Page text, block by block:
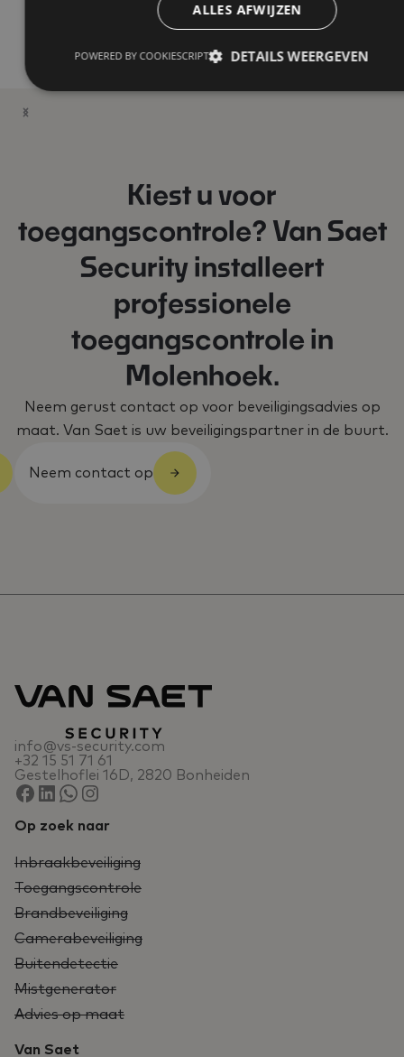
Kiest u voor
toegangscontrole? Van Saet
Security installeert
professionele
toegangscontrole in
Molenhoek.
Neem gerust contact op voor beveiligingsadvies op
maat. Van Saet is uw beveiligingspartner in de buurt.
Neem contact op
info@vs-security.com
+32 15 51 71 61
Gestelhoflei 16D, 2820 Bonheiden
Op zoek naar
Inbraakbeveiliging
Toegangscontrole
Brandbeveiliging
Camerabeveiliging
Buitendetectie
Mistgenerator
Advies op maat
Van Saet
ALLES AFWIJZEN
DETAILS WEERGEVEN
POWERED BY COOKIESCRIPT